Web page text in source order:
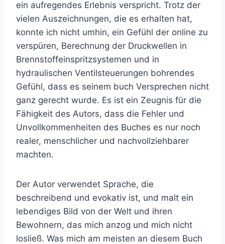
ein aufregendes Erlebnis verspricht. Trotz der
vielen Auszeichnungen, die es erhalten hat,
konnte ich nicht umhin, ein Gefühl der online zu
verspüren, Berechnung der Druckwellen in
Brennstoffeinspritzsystemen und in
hydraulischen Ventilsteuerungen bohrendes
Gefühl, dass es seinem buch Versprechen nicht
ganz gerecht wurde. Es ist ein Zeugnis für die
Fähigkeit des Autors, dass die Fehler und
Unvollkommenheiten des Buches es nur noch
realer, menschlicher und nachvollziehbarer
machten.
Der Autor verwendet Sprache, die
beschreibend und evokativ ist, und malt ein
lebendiges Bild von der Welt und ihren
Bewohnern, das mich anzog und mich nicht
losließ. Was mich am meisten an diesem Buch